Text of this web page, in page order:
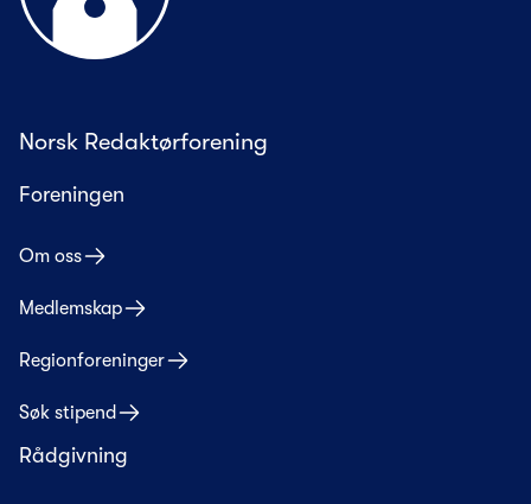
Norsk Redaktørforening
Foreningen
Om oss
Medlemskap
Regionforeninger
Søk stipend
Rådgivning